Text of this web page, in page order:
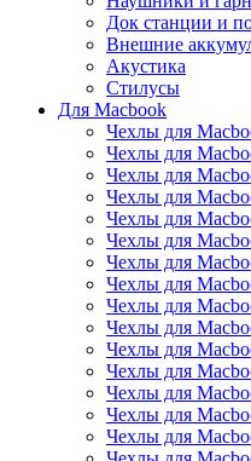
Док станции и
Внешние
Акустика
Стилусы
Для Macbook
Чехлы для
Чехлы для
Чехлы для
Чехлы для
Чехлы для
Чехлы для
Чехлы для
Чехлы для
Чехлы для
Чехлы для
Чехлы для
Чехлы для
Чехлы для
Чехлы для
Чехлы для